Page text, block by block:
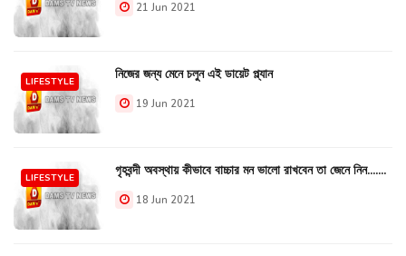
21 Jun 2021
LIFESTYLE নিজের জন্য মেনে চলুন এই ডায়েট প্ল্যান
19 Jun 2021
LIFESTYLE গৃহবন্দী অবস্থায় কীভাবে বাচ্চার মন ভালো রাখবেন তা জেনে নিন.......
18 Jun 2021